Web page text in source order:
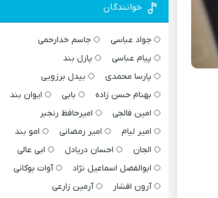
خوانندگان
جواد عباسی
جاسم خدارحمی
پیام عباسی
پازل بند
پارسا محمدی
بیدل برزویی
بهنام حسن زاده
بابی
ایوان بند
امین فالجی
امیرحافظ رنجبر
امیر لیام
امیر رمضانی
امو بند
الجان
احسان دریادل
ابی عالی
ابوالفضل اسماعیل نژاد
آوات بوکانی
آرون افشار
آرمین زارعی